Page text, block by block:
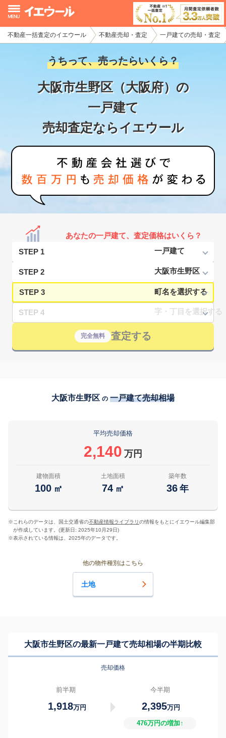
不動産一括査定のイエウール 不動産売却・査定 一戸建ての売却・査定
うちって、売ったらいくら？
大阪市生野区（大阪府）の
一戸建て
売却査定ならイエウール
あなたの一戸建て、査定価格はいくら？
STEP 1
STEP 2
STEP 3
STEP 4
完全無料 査定する
大阪市生野区 の 一戸建て売却相場
平均売却価格
2,140 万円
建物面積
100 ㎡
土地面積
74 ㎡
築年数
36 年
※ これらのデータは、国土交通省の不動産情報ライブラリの情報をもとにイエウール編集部
が作成しています。(更新日: 2025年10月29日)
※表示されている情報は、2025年のデータです。
他の物件種別はこちら
土地
大阪市生野区の最新一戸建て売却相場の半期比較
売却価格
前半期
1,918万円
今半期
2,395万円
476万円の増加↑
イエウール加盟希望の不動産会社様
初めての方へ
不動産売却の流れ